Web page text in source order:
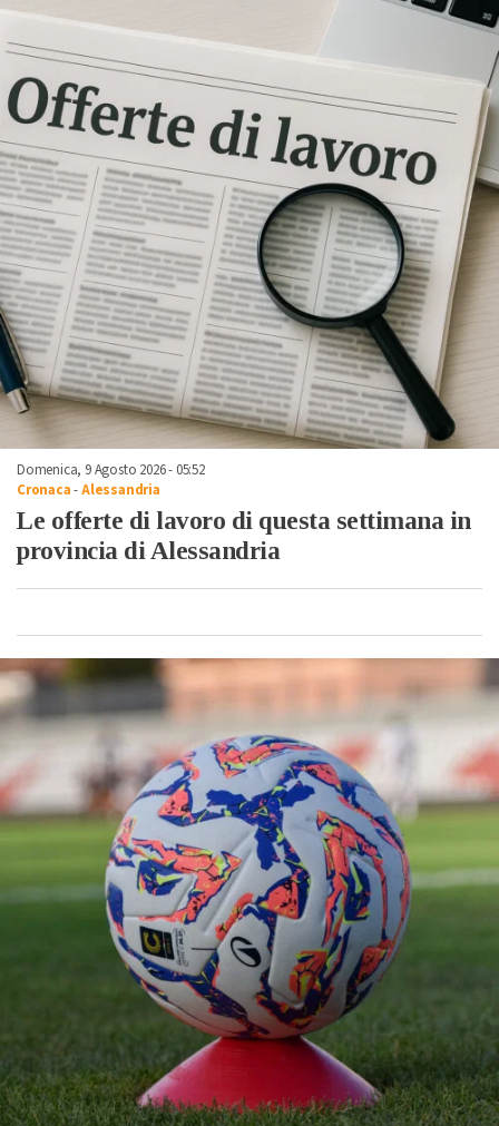
Domenica, 9 Agosto 2026 - 05:52
Cronaca-Alessandria
Le offerte di lavoro di questa settimana in
provincia di Alessandria